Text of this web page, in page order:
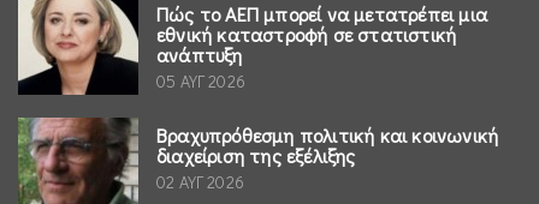
Πώς το ΑΕΠ μπορεί να μετατρέπει μια
εθνική καταστροφή σε στατιστική
ανάπτυξη
05 ΑΥΓ 2026
Βραχυπρόθεσμη πολιτική και κοινωνική
διαχείριση της εξέλιξης
02 ΑΥΓ 2026